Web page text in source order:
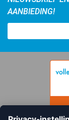
AANBIEDING!